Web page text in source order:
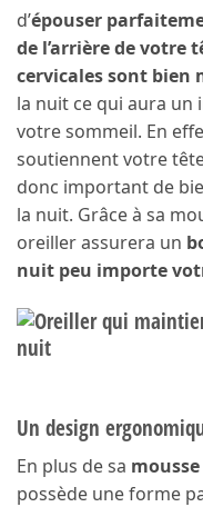
d’épouser
de l’arrière de votre
cervicales sont bien
la nuit ce qui aura un
votre sommeil. En
soutiennent votre
donc important de
la nuit. Grâce à sa
oreiller assurera un
nuit peu importe
Un design
En plus de sa
possède une forme